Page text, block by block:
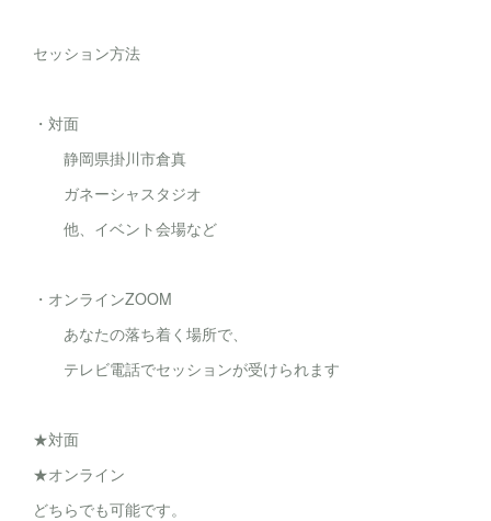
セッション方法
・対面
静岡県掛川市倉真
ガネーシャスタジオ
他、イベント会場など
・オンラインZOOM
あなたの落ち着く場所で、
テレビ電話でセッションが受けられます
★対面
★オンライン
どちらでも可能です。